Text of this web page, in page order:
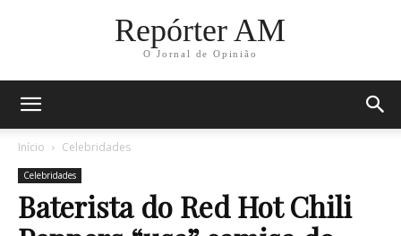
Repórter AM
O Jornal de Opinião
Início Celebridades
Celebridades
Baterista do Red Hot Chili